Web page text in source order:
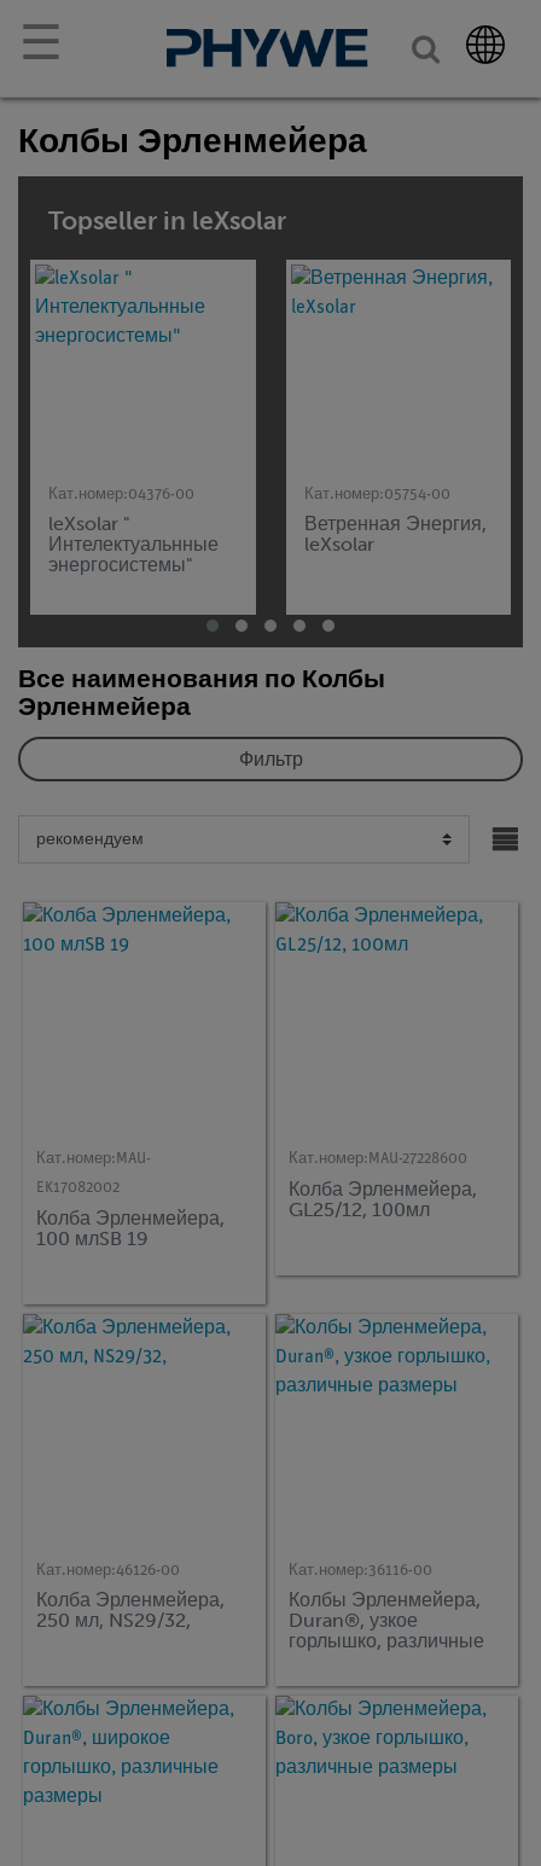
☰
Колбы Эрленмейера
Topseller in leXsolar
Кат.номер:04376-00
leXsolar "
Интелектуальнные
энергосистемы"
Кат.номер:05754-00
Ветренная Энергия,
leXsolar
Все наименования по Колбы
Эрленмейера
Фильтр
Кат.номер: MAU-
EK17082002
Колба Эрленмейера,
100 млSB 19
Кат.номер: MAU-27228600
Колба Эрленмейера,
GL25/12, 100мл
Кат.номер:46126-00
Колба Эрленмейера,
250 мл, NS29/32,
Кат.номер:36116-00
Колбы Эрленмейера,
Duran®, узкое
горлышко, различные